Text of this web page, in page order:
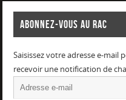
ABONNEZ-VOUS AU RAC
Saisissez votre adresse e-mail
recevoir une notification de